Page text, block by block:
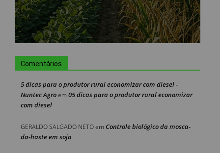
Comentários
5 dicas para o produtor rural economizar com diesel -
Nuntec Agroem 05 dicas para o produtor rural economizar
com diesel
GERALDO SALGADO NETOem Controle biológico da mosca-
da-haste em soja